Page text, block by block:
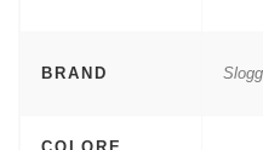
BRAND